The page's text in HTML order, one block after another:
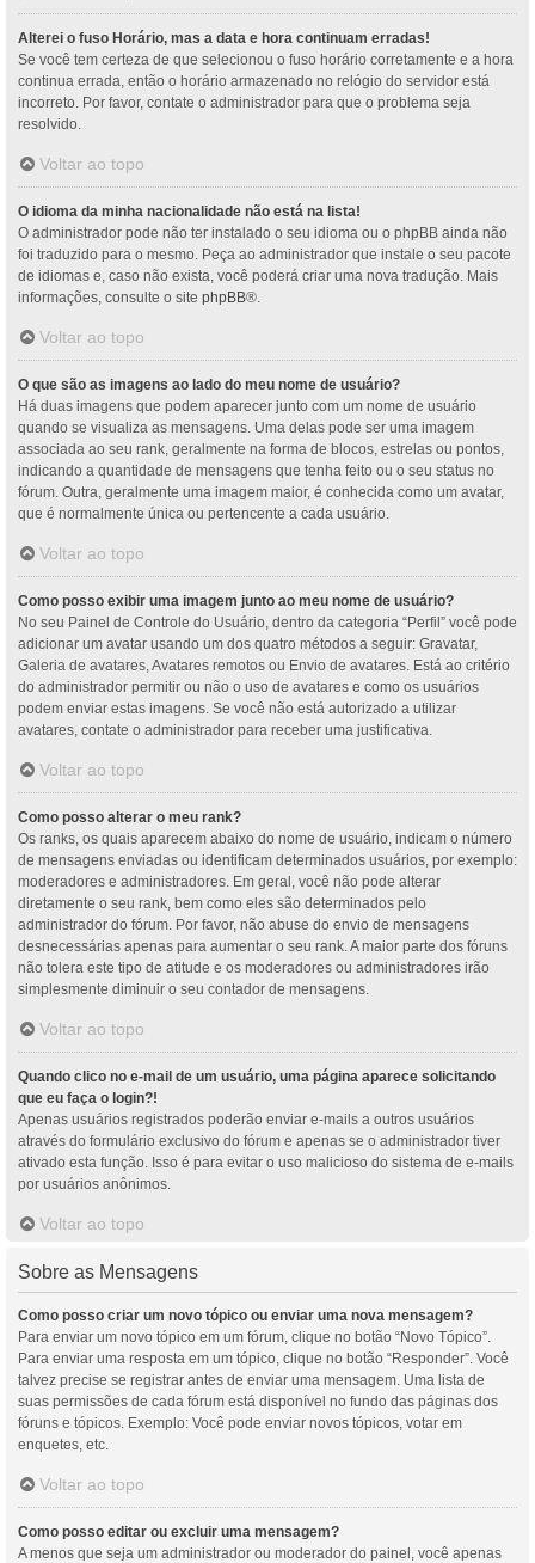
Alterei o fuso Horário, mas a data e hora continuam erradas!
Se você tem certeza de que selecionou o fuso horário corretamente e a hora
continua errada, então o horário armazenado no relógio do servidor está
incorreto. Por favor, contate o administrador para que o problema seja
resolvido.
Voltar ao topo
O idioma da minha nacionalidade não está na lista!
O administrador pode não ter instalado o seu idioma ou o phpBB ainda não
foi traduzido para o mesmo. Peça ao administrador que instale o seu pacote
de idiomas e, caso não exista, você poderá criar uma nova tradução. Mais
informações, consulte o site phpBB®.
Voltar ao topo
O que são as imagens ao lado do meu nome de usuário?
Há duas imagens que podem aparecer junto com um nome de usuário
quando se visualiza as mensagens. Uma delas pode ser uma imagem
associada ao seu rank, geralmente na forma de blocos, estrelas ou pontos,
indicando a quantidade de mensagens que tenha feito ou o seu status no
fórum. Outra, geralmente uma imagem maior, é conhecida como um avatar,
que é normalmente única ou pertencente a cada usuário.
Voltar ao topo
Como posso exibir uma imagem junto ao meu nome de usuário?
No seu Painel de Controle do Usuário, dentro da categoria “Perfil” você pode
adicionar um avatar usando um dos quatro métodos a seguir: Gravatar,
Galeria de avatares, Avatares remotos ou Envio de avatares. Está ao critério
do administrador permitir ou não o uso de avatares e como os usuários
podem enviar estas imagens. Se você não está autorizado a utilizar
avatares, contate o administrador para receber uma justificativa.
Voltar ao topo
Como posso alterar o meu rank?
Os ranks, os quais aparecem abaixo do nome de usuário, indicam o número
de mensagens enviadas ou identificam determinados usuários, por exemplo:
moderadores e administradores. Em geral, você não pode alterar
diretamente o seu rank, bem como eles são determinados pelo
administrador do fórum. Por favor, não abuse do envio de mensagens
desnecessárias apenas para aumentar o seu rank. A maior parte dos fóruns
não tolera este tipo de atitude e os moderadores ou administradores irão
simplesmente diminuir o seu contador de mensagens.
Voltar ao topo
Quando clico no e-mail de um usuário, uma página aparece solicitando
que eu faça o login?!
Apenas usuários registrados poderão enviar e-mails a outros usuários
através do formulário exclusivo do fórum e apenas se o administrador tiver
ativado esta função. Isso é para evitar o uso malicioso do sistema de e-mails
por usuários anônimos.
Voltar ao topo
Sobre as Mensagens
Como posso criar um novo tópico ou enviar uma nova mensagem?
Para enviar um novo tópico em um fórum, clique no botão “Novo Tópico”.
Para enviar uma resposta em um tópico, clique no botão “Responder”. Você
talvez precise se registrar antes de enviar uma mensagem. Uma lista de
suas permissões de cada fórum está disponível no fundo das páginas dos
fóruns e tópicos. Exemplo: Você pode enviar novos tópicos, votar em
enquetes, etc.
Voltar ao topo
Como posso editar ou excluir uma mensagem?
A menos que seja um administrador ou moderador do painel, você apenas